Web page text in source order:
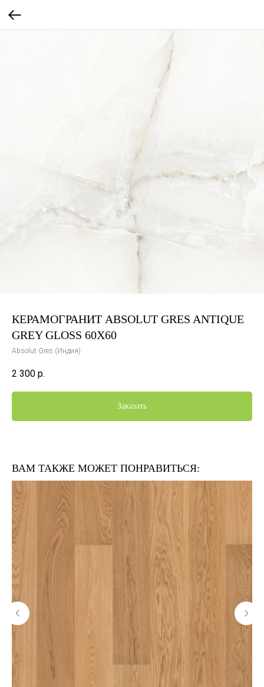
КЕРАМОГРАНИТ ABSOLUT GRES ANTIQUE
GREY GLOSS 60X60
Absolut Gres (Индия)
2 300 р.
Заказать
ВАМ ТАКЖЕ МОЖЕТ ПОНРАВИТЬСЯ: